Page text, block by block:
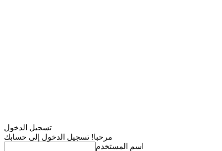
تسجيل الدخول
مرحبا! تسجيل الدخول إلى حسابك
اسم المستخدم